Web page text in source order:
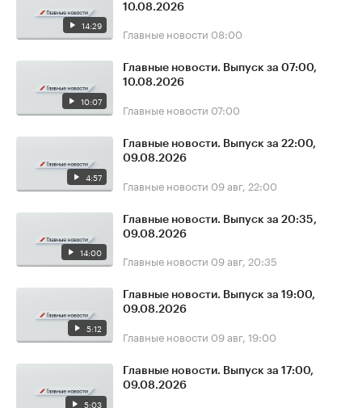
14:29
10.08.2026
Главные новости 08:00
10:07
Главные новости. Выпуск за 07:00,
10.08.2026
Главные новости 07:00
4:57
Главные новости. Выпуск за 22:00,
09.08.2026
Главные новости 09 авг, 22:00
14:00
Главные новости. Выпуск за 20:35,
09.08.2026
Главные новости 09 авг, 20:35
5:12
Главные новости. Выпуск за 19:00,
09.08.2026
Главные новости 09 авг, 19:00
5:03
Главные новости. Выпуск за 17:00,
09.08.2026